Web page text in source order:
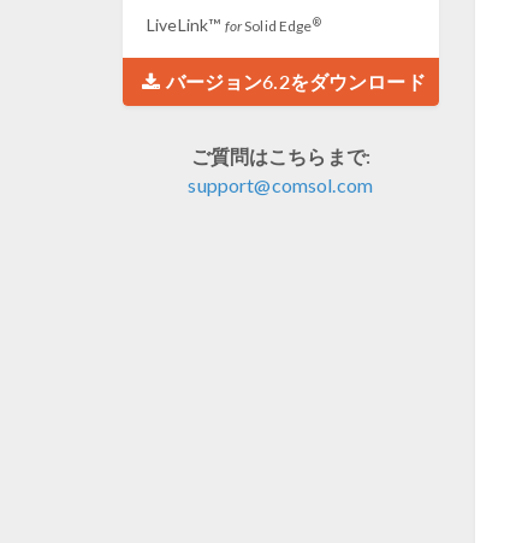
LiveLink™ forSolid Edge®
バージョン6.2をダウンロード
ご質問はこちらまで:
support@comsol.com